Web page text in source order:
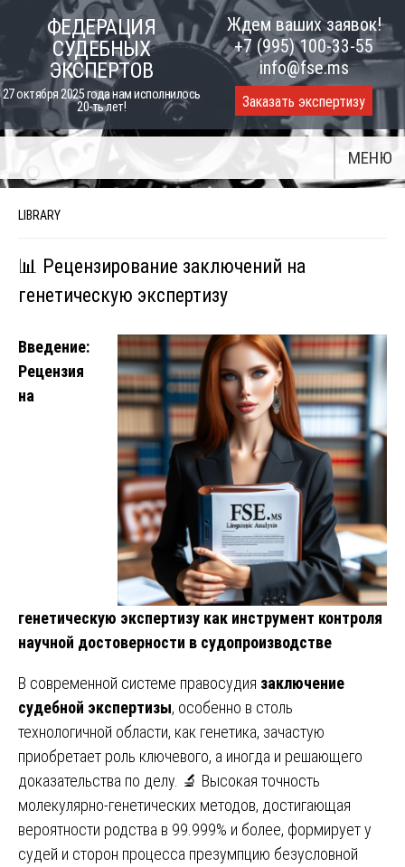
content
ФЕДЕРАЦИЯ
СУДЕБНЫХ
ЭКСПЕРТОВ
27 октября 2025 года нам исполнилось
20-ть лет!
Ждем ваших заявок!
+7 (995) 100-33-55
info@fse.ms
Заказать экспертизу
МЕНЮ
LIBRARY
📊 Рецензирование заключений на
генетическую экспертизу
Введение:
Рецензия
на
генетическую экспертизу как инструмент контроля
научной достоверности в судопроизводстве
В современной системе правосудия заключение
судебной экспертизы, особенно в столь
технологичной области, как генетика, зачастую
приобретает роль ключевого, а иногда и решающего
доказательства по делу. 🔬 Высокая точность
молекулярно-генетических методов, достигающая
вероятности родства в 99.999% и более, формирует у
судей и сторон процесса презумпцию безусловной